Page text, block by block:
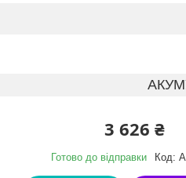
3 626 ₴
Готово до відправки Код: